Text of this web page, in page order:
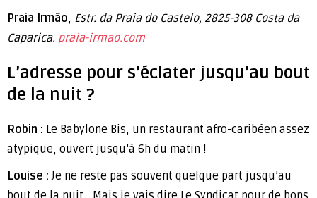
Praia Irmão, Estr. da Praia do Castelo, 2825-308 Costa da
Caparica. praia-irmao.com
L’adresse pour s’éclater jusqu’au bout
de la nuit ?
Robin : Le Babylone Bis, un restaurant afro-caribéen assez
atypique, ouvert jusqu’à 6h du matin !
Louise : Je ne reste pas souvent quelque part jusqu’au